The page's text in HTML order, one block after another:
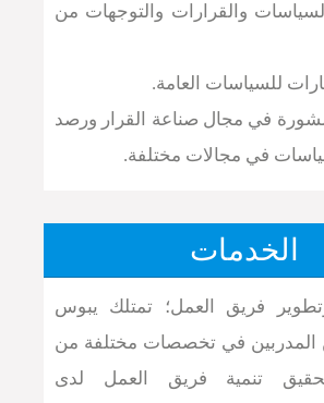
والقرارات والتوجهات من
للسياسات العامة.
في مجال صناعة القرار ورصد
في مجالات مختلفة.
وشرائح المجتمع.
تغذية راجعة لقرارات ومواقف
آراء موضوعية ومهنية ومنهجية
بارزة.
الخدمات
فريق العمل؛ تمتلك يبوس
المدربين في تخصصات مختلفة من
تنمية فريق العمل لدى